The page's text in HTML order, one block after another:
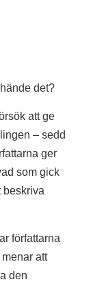
det?
att ge
– sedd
ger
som gick
beskriva
författarna
att
den